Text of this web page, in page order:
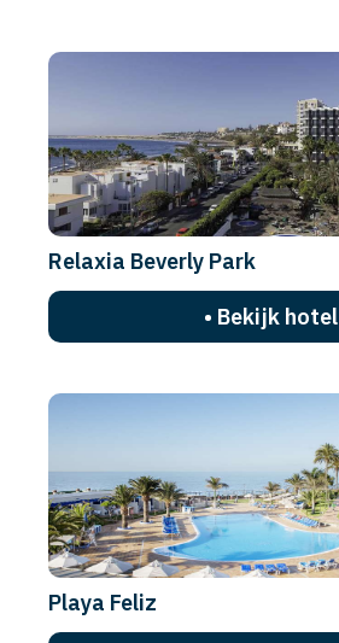
Relaxia Beverly Park
• Bekijk hotel
Playa Feliz